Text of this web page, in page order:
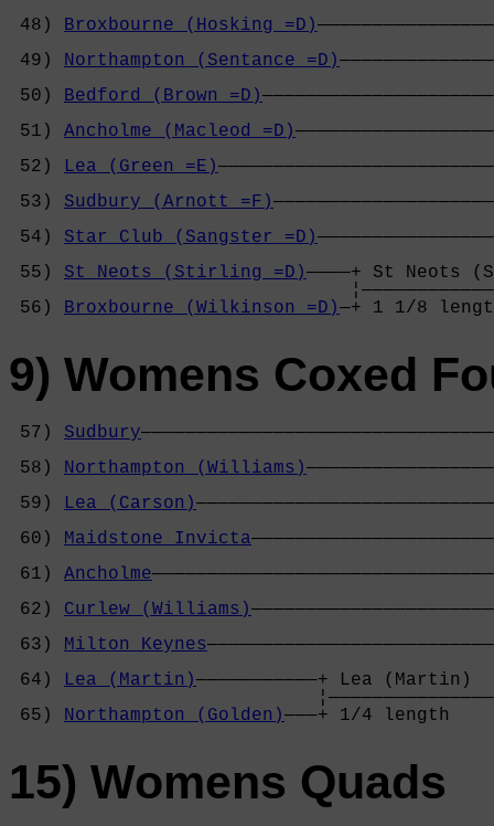
48) Broxbourne (Hosking =D)
49) Northampton (Sentance =D)
50) Bedford (Brown =D)
51) Ancholme (Macleod =D)
52)
Lea (Green =E)
53) Sudbury (Arnott =F)
54) Star Club (Sangster =D)
55) St Neots (Stirling =D)————+ St
56) Broxbourne (Wilkinson =D)—+ 1
9) Womens Coxed
57) Sudbury
58) Northampton (Williams)
59)
Lea (Carson)
60) Maidstone Invicta
61) Ancholme
62) Curlew (Williams)
63) Milton Keynes
64)
Lea (Martin)———————————+
65) Northampton (Golden)———+ 1/4
15) Womens Quads